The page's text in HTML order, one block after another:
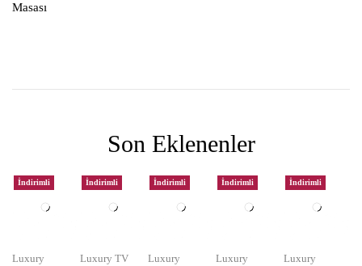
Masası
Son Eklenenler
İndirimli
Luxury
İndirimli
Luxury TV
İndirimli
Luxury
İndirimli
Luxury
İndirimli
Luxury